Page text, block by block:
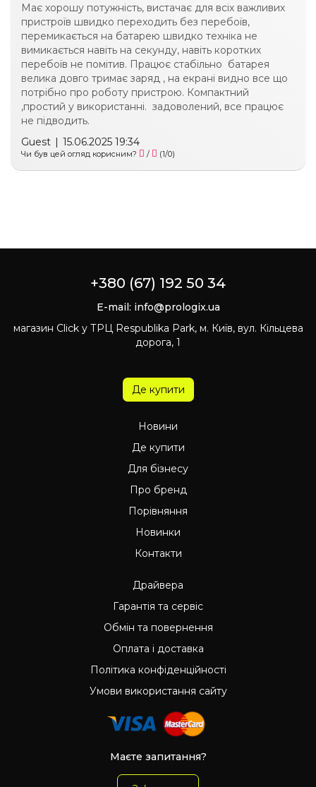
Має хорошу потужність, вистачає для всіх важливих
пристроїв швидко переходить без перебоїв,
перемикається на батарею швидко техніка не
вимикається навіть на секунду, навіть коротких
перебоїв не помітив. Працює стабільно батарея
велика довго тримає заряд , на екрані видно все що
потрібно про роботу пристрою. Компактний
,простий у використанні. задоволений, все працює
не підводить.
Guest | 15.06.2025 19:34
Чи був цей огляд корисним? / (1/0)
+380 (67) 192 50 34
E-mail: info@prologix.ua
магазин Click у ТРЦ Respublika Park, м. Київ, вул. Кільцева
дорога, 1
Де купити
Новини
Де купити
Для бізнесу
Про бренд
Порівняння
Новинки
Контакти
Драйвера
Гарантія та сервіс
Обмін та повернення
Оплата і доставка
Політика конфіденційності
Умови використання сайту
Маєте запитання?